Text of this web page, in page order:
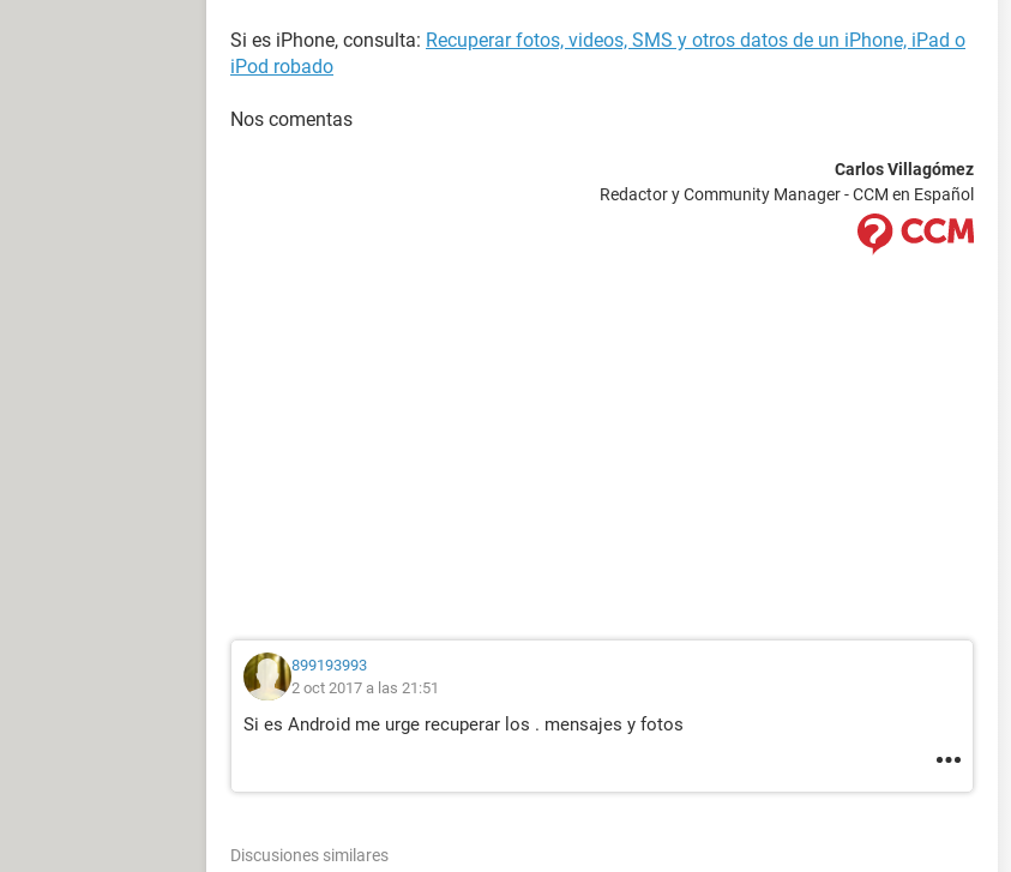
Si es iPhone, consulta: Recuperar fotos, videos, SMS y otros datos de un iPhone, iPad o
iPod robado
Nos comentas
Carlos Villagómez
Redactor y Community Manager - CCM en Español
899193993
2 oct 2017 a las 21:51
Si es Android me urge recuperar los . mensajes y fotos
Discusiones similares